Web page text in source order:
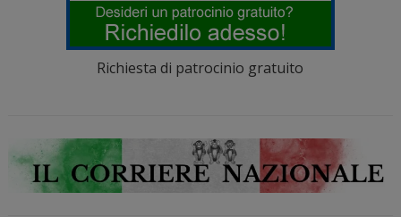
Richiesta di patrocinio gratuito